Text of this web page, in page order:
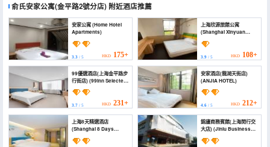
俞氏安家公寓(金平路2號分店) 附近酒店推薦
安家公寓 (Home Hotel
Apartments)
3.3 / 5 HKD 175+
上海欣源旅館公寓
(Shanghai Xinyuan
Hotel Apartment)
3.9/ 5 HKD 108+
99優選酒店(上海金平路步
行街店) (99inn Selected
(Shanghai Jinping Road
Pedestrian Street))
3.7 / 5 HKD 231+
安家酒店(龍湖天街店)
(ANJIA HOTEL)
4.6/ 5 HKD 212+
上海8天精選酒店
(Shanghai 8 Days
Select Hotel)
錦廬商務賓館(上海閔行交
大店) (Jinlu Business
Hotel)